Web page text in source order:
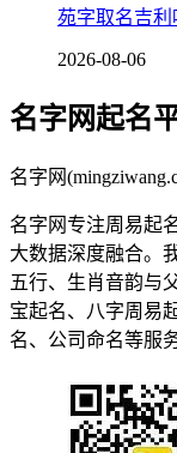
苑字取名吉利
2026-08-06
名字网起名
名字网
名字网专注周易起
大数据深度融合。
五行、生肖音韵与
宝起名、八字周易
名、公司命名等服